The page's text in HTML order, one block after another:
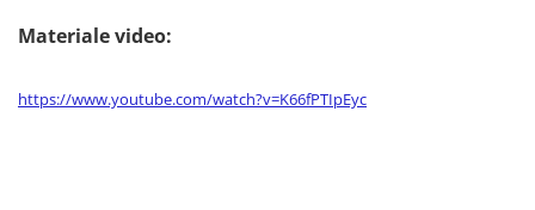
Materiale video:
https://www.youtube.com/watch?v=K66fPTIpEyc